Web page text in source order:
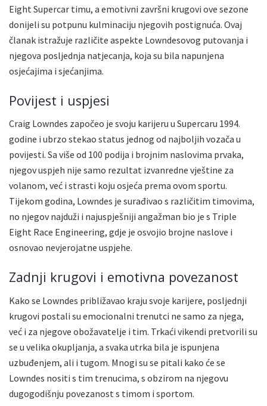
Eight Supercar timu, a emotivni završni krugovi ove sezone
donijeli su potpunu kulminaciju njegovih postignuća. Ovaj
članak istražuje različite aspekte Lowndesovog putovanja i
njegova posljednja natjecanja, koja su bila napunjena
osjećajima i sjećanjima.
Povijest i uspjesi
Craig Lowndes započeo je svoju karijeru u Supercaru 1994.
godine i ubrzo stekao status jednog od najboljih vozača u
povijesti. Sa više od 100 podija i brojnim naslovima prvaka,
njegov uspjeh nije samo rezultat izvanredne vještine za
volanom, već i strasti koju osjeća prema ovom sportu.
Tijekom godina, Lowndes je surađivao s različitim timovima,
no njegov najduži i najuspješniji angažman bio je s Triple
Eight Race Engineering, gdje je osvojio brojne naslove i
osnovao nevjerojatne uspjehe.
Zadnji krugovi i emotivna povezanost
Kako se Lowndes približavao kraju svoje karijere, posljednji
krugovi postali su emocionalni trenutci ne samo za njega,
već i za njegove obožavatelje i tim. Trkaći vikendi pretvorili su
se u velika okupljanja, a svaka utrka bila je ispunjena
uzbuđenjem, ali i tugom. Mnogi su se pitali kako će se
Lowndes nositi s tim trenucima, s obzirom na njegovu
dugogodišnju povezanost s timom i sportom.